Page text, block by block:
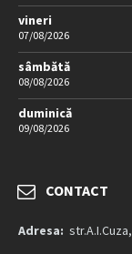
vineri
07/08/2026
sâmbătă
08/08/2026
duminică
09/08/2026
CONTACT
Adresa: